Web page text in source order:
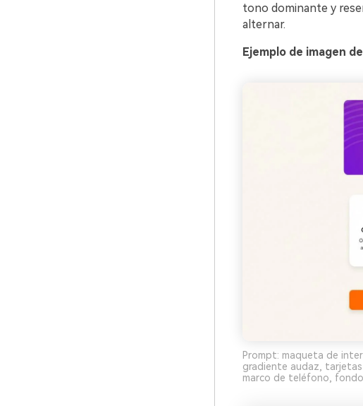
tono dominante y
alternar.
Ejemplo de imagen
Prompt: maqueta de
gradiente audaz,
marco de teléfono,